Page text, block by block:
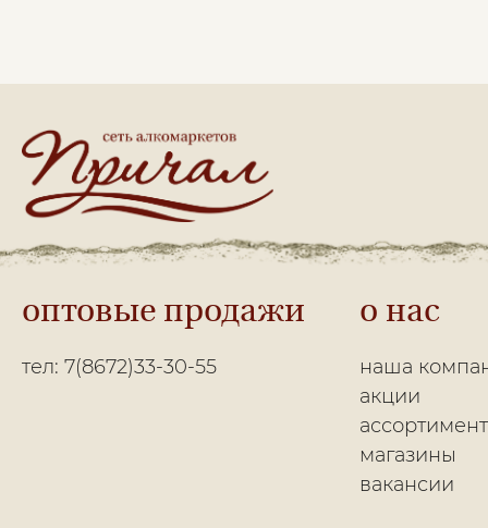
оптовые продажи
тел: 7(8672)33-30-55
о нас
наша
акции
ассортимент
магазины
вакансии